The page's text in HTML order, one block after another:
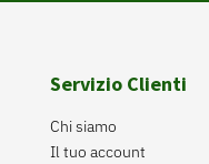
Servizio Clienti
Chi siamo
Il tuo account